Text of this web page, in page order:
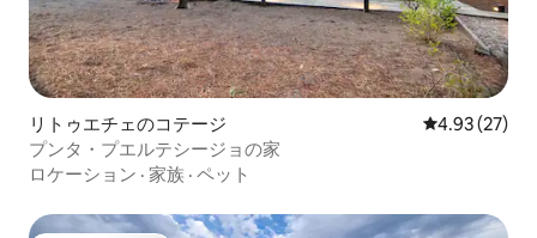
リトゥエチェのコテージ レビュー27
4.93 (27)
プンタ・プエルテシージョの家
ロケーション · 家族 · ペット